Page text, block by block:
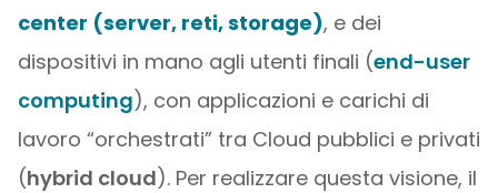
center (server, reti, storage), e dei
dispositivi in mano agli utenti finali (end-user
computing), con applicazioni e carichi di
lavoro “orchestrati” tra Cloud pubblici e privati
(hybrid cloud). Per realizzare questa visione, il